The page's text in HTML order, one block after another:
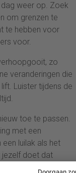
weer op. Zoek
om grenzen te
te hebben voor
voor.
zo
veranderingen die
Luister tijdens de
toe te passen.
met een
luilak als het
jezelf doet dat
of de tijd te